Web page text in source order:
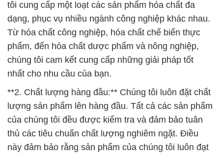
tôi cung cấp một loạt các sản phẩm hóa chất đa
dạng, phục vụ nhiều ngành công nghiệp khác nhau.
Từ hóa chất công nghiệp, hóa chất chế biến thực
phẩm, đến hóa chất dược phẩm và nông nghiệp,
chúng tôi cam kết cung cấp những giải pháp tốt
nhất cho nhu cầu của bạn.
**2. Chất lượng hàng đầu:** Chúng tôi luôn đặt chất
lượng sản phẩm lên hàng đầu. Tất cả các sản phẩm
của chúng tôi đều được kiểm tra và đảm bảo tuân
thủ các tiêu chuẩn chất lượng nghiêm ngặt. Điều
này đảm bảo rằng sản phẩm của chúng tôi luôn đạt